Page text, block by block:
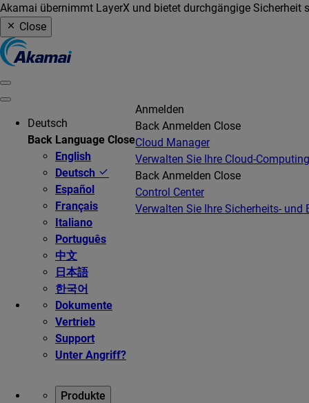
Akamai übernimmt LayerX und bietet durchgängige Sicherheit
Close
Deutsch
Back Language Close
English
Deutsch
Español
Français
Italiano
Português
中文
日本語
한국어
Dokumente
Vertrieb
Support
Unter Angriff?
Anmelden
Back Anmelden Close
Cloud Manager
Verwalten Sie Ihre Cloud-
Back Anmelden Close
Control Center
Verwalten Sie Ihre Sicherheits- und
Produkte